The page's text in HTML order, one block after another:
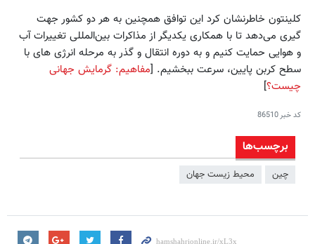
کلینتون خاطرنشان کرد این توافق همچنین به هر دو کشور جهت
گیری می‌دهد تا با همکاری یکدیگر از مذاکرات بین‌المللی تغییرات آب
و هوایی حمایت کنیم و به دوره انتقال و گذر به مرحله انرژی های با
سطح کربن پایین، سرعت ببخشیم. [مفاهیم: گرمایش جهانی
چیست؟]
کد خبر86510
برچسب‌ها
چین محیط زیست جهان